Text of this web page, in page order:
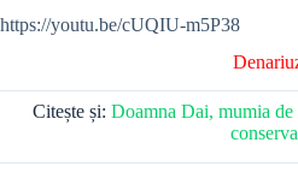
https://youtu.be/cUQIU-m5P38
Citește și: Doamna Dai, mumia